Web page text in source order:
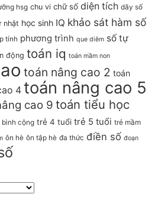
hsg chu vi chữ số diện tích dãy số
nhật học sinh IQ khảo sát hàm số
tính phương trình que diêm số tự
động toán iq toán mầm non
toán nâng cao 2 toán
4 toán nâng cao 5
cao 9 toán tiểu học
bình cộng trẻ 4 tuổi trẻ 5 tuổi trẻ mầm
ôn hè ôn tập hè đa thức điền số đoạn